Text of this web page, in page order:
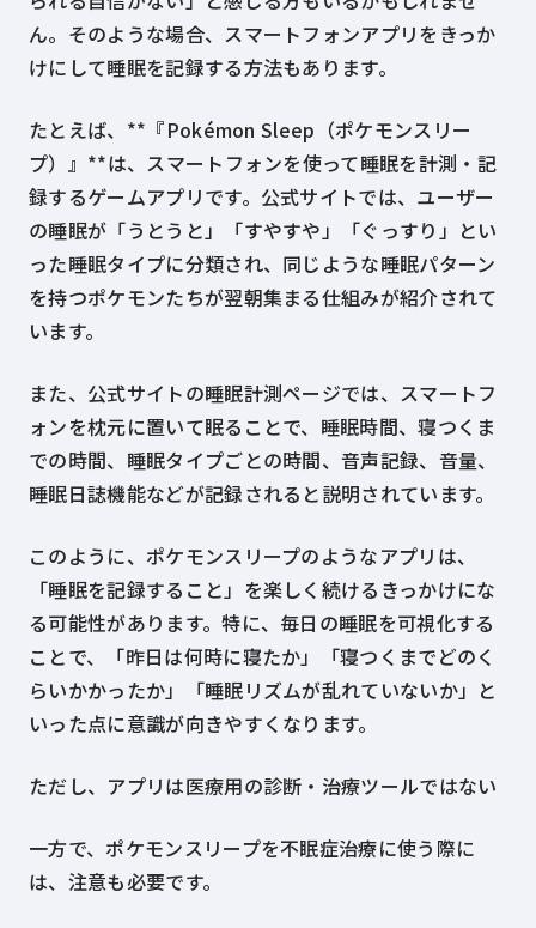
ん。そのような場合、スマートフォンアプリをきっか
けにして睡眠を記録する方法もあります。
たとえば、**『Pokémon Sleep（ポケモンスリー
プ）』**は、スマートフォンを使って睡眠を計測・記
録するゲームアプリです。公式サイトでは、ユーザー
の睡眠が「うとうと」「すやすや」「ぐっすり」とい
った睡眠タイプに分類され、同じような睡眠パターン
を持つポケモンたちが翌朝集まる仕組みが紹介されて
います。
また、公式サイトの睡眠計測ページでは、スマートフ
ォンを枕元に置いて眠ることで、睡眠時間、寝つくま
での時間、睡眠タイプごとの時間、音声記録、音量、
睡眠日誌機能などが記録されると説明されています。
このように、ポケモンスリープのようなアプリは、
「睡眠を記録すること」を楽しく続けるきっかけにな
る可能性があります。特に、毎日の睡眠を可視化する
ことで、「昨日は何時に寝たか」「寝つくまでどのく
らいかかったか」「睡眠リズムが乱れていないか」と
いった点に意識が向きやすくなります。
ただし、アプリは医療用の診断・治療ツールではない
一方で、ポケモンスリープを不眠症治療に使う際に
は、注意も必要です。